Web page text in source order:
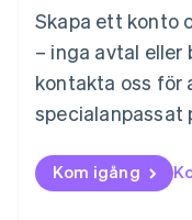
Skapa ett konto
– inga avtal eller
kontakta oss
Kom igång
Norge
English
Nya Zeeland
English
English
Português English
Rumänien